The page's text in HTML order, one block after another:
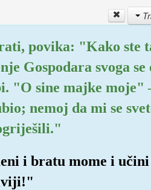
povika: "Kako ste
Gospodara svoga
"O sine majke moje"
nemoj da mi se
i bratu mome i učini